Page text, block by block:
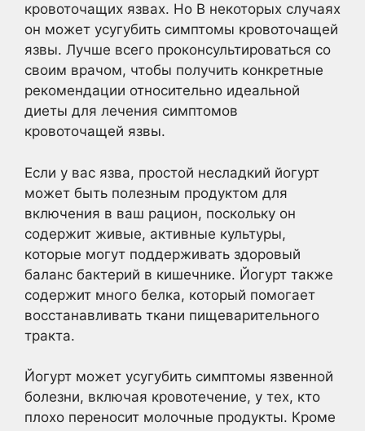
кровоточащих язвах. Но В некоторых случаях
он может усугубить симптомы кровоточащей
язвы. Лучше всего проконсультироваться со
своим врачом, чтобы получить конкретные
рекомендации относительно идеальной
диеты для лечения симптомов
кровоточащей язвы.
Если у вас язва, простой несладкий йогурт
может быть полезным продуктом для
включения в ваш рацион, поскольку он
содержит живые, активные культуры,
которые могут поддерживать здоровый
баланс бактерий в кишечнике. Йогурт также
содержит много белка, который помогает
восстанавливать ткани пищеварительного
тракта.
Йогурт может усугубить симптомы язвенной
болезни, включая кровотечение, у тех, кто
плохо переносит молочные продукты. Кроме